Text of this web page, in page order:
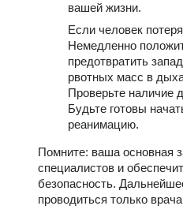
вашей жизни.
Если человек
Немедленно
предотвратить
рвотных масс в
Проверьте наличие
Будьте готовы
реанимацию.
Помните: ваша основная
специалистов и
безопасность.
проводиться только